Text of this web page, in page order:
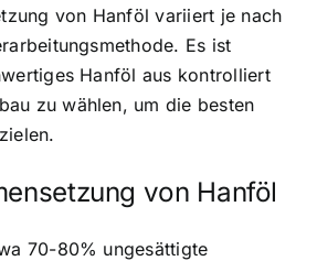
von Hanföl variiert je nach
Es ist
Hanföl aus kontrolliert
zu wählen, um die besten
von Hanföl
70-80% ungesättigte